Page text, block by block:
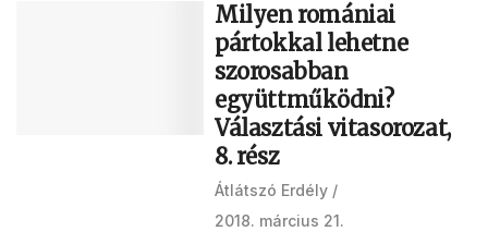
Milyen romániai
pártokkal lehetne
szorosabban
együttműködni?
Választási vitasorozat,
8. rész
Átlátszó Erdély
2018. március 21.